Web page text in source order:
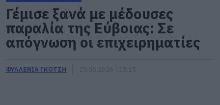
Γέμισε ξανά με μέδουσες
παραλία της Εύβοιας: Σε
απόγνωση οι επιχειρηματίες
ΦΥΛΛΕΝΙΑ ΓΚΟΤΣΗ